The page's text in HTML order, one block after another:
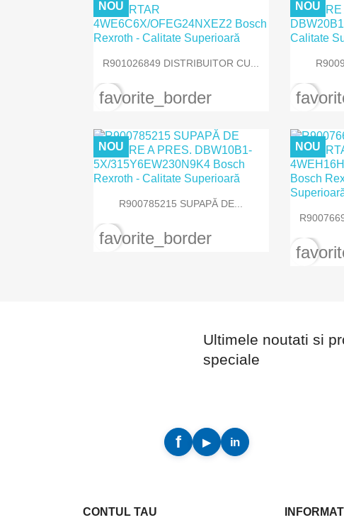
 Vizualizare rapida
R901026849 DISTRIBUITOR CU...
NOU
favorite_border

NOU
 Vizualizare rapida
R900785215 SUPAPĂ DE...
NOU
favorite_border

NOU
Ultimele noutati si
speciale
CONTUL TAU